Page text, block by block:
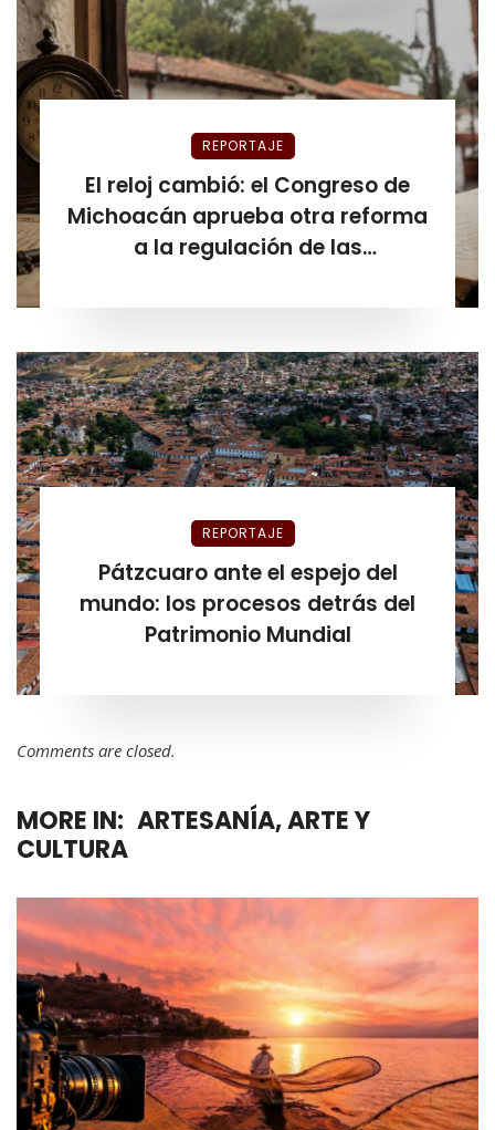
REPORTAJE
El reloj cambió: el Congreso de
Michoacán aprueba otra reforma
a la regulación de las
REPORTAJE
Pátzcuaro ante el espejo del
mundo: los procesos detrás del
Patrimonio Mundial
Comments are closed.
MORE IN: ARTESANÍA, ARTE Y
CULTURA